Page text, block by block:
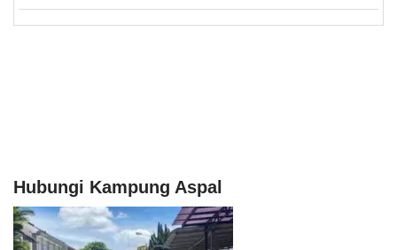
Hubungi Kampung Aspal